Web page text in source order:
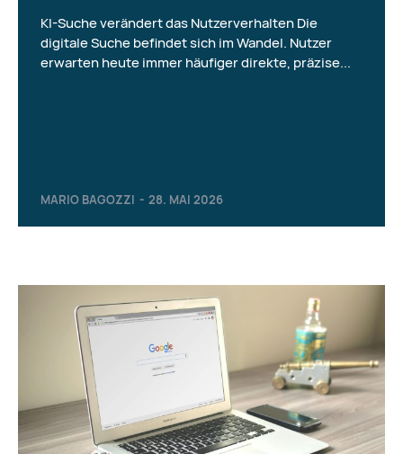
MARIO BAGOZZI - 28. MAI 2026
KI-Suche verändert das Nutzerverhalten Die
digitale Suche befindet sich im Wandel. Nutzer
erwarten heute immer häufiger direkte, präzise...